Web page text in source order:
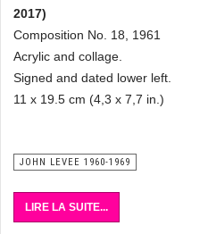
2017)
Composition No. 18, 1961
Acrylic and collage.
Signed and dated lower left.
11 x 19.5 cm (4,3 x 7,7 in.)
JOHN LEVEE 1960-1969
LIRE LA SUITE...